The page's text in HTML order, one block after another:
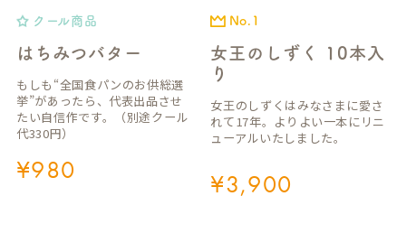
はちみつバター
クール商品
¥980
もしも“全国食パンのお供総選
挙”があったら、代表出品させ
たい自信作です。（別途クール
代330円）
女王のしずく 10本入
り
No.1
¥3,900
女王のしずくはみなさまに愛さ
れて17年。よりよい一本にリニ
ューアルいたしました。